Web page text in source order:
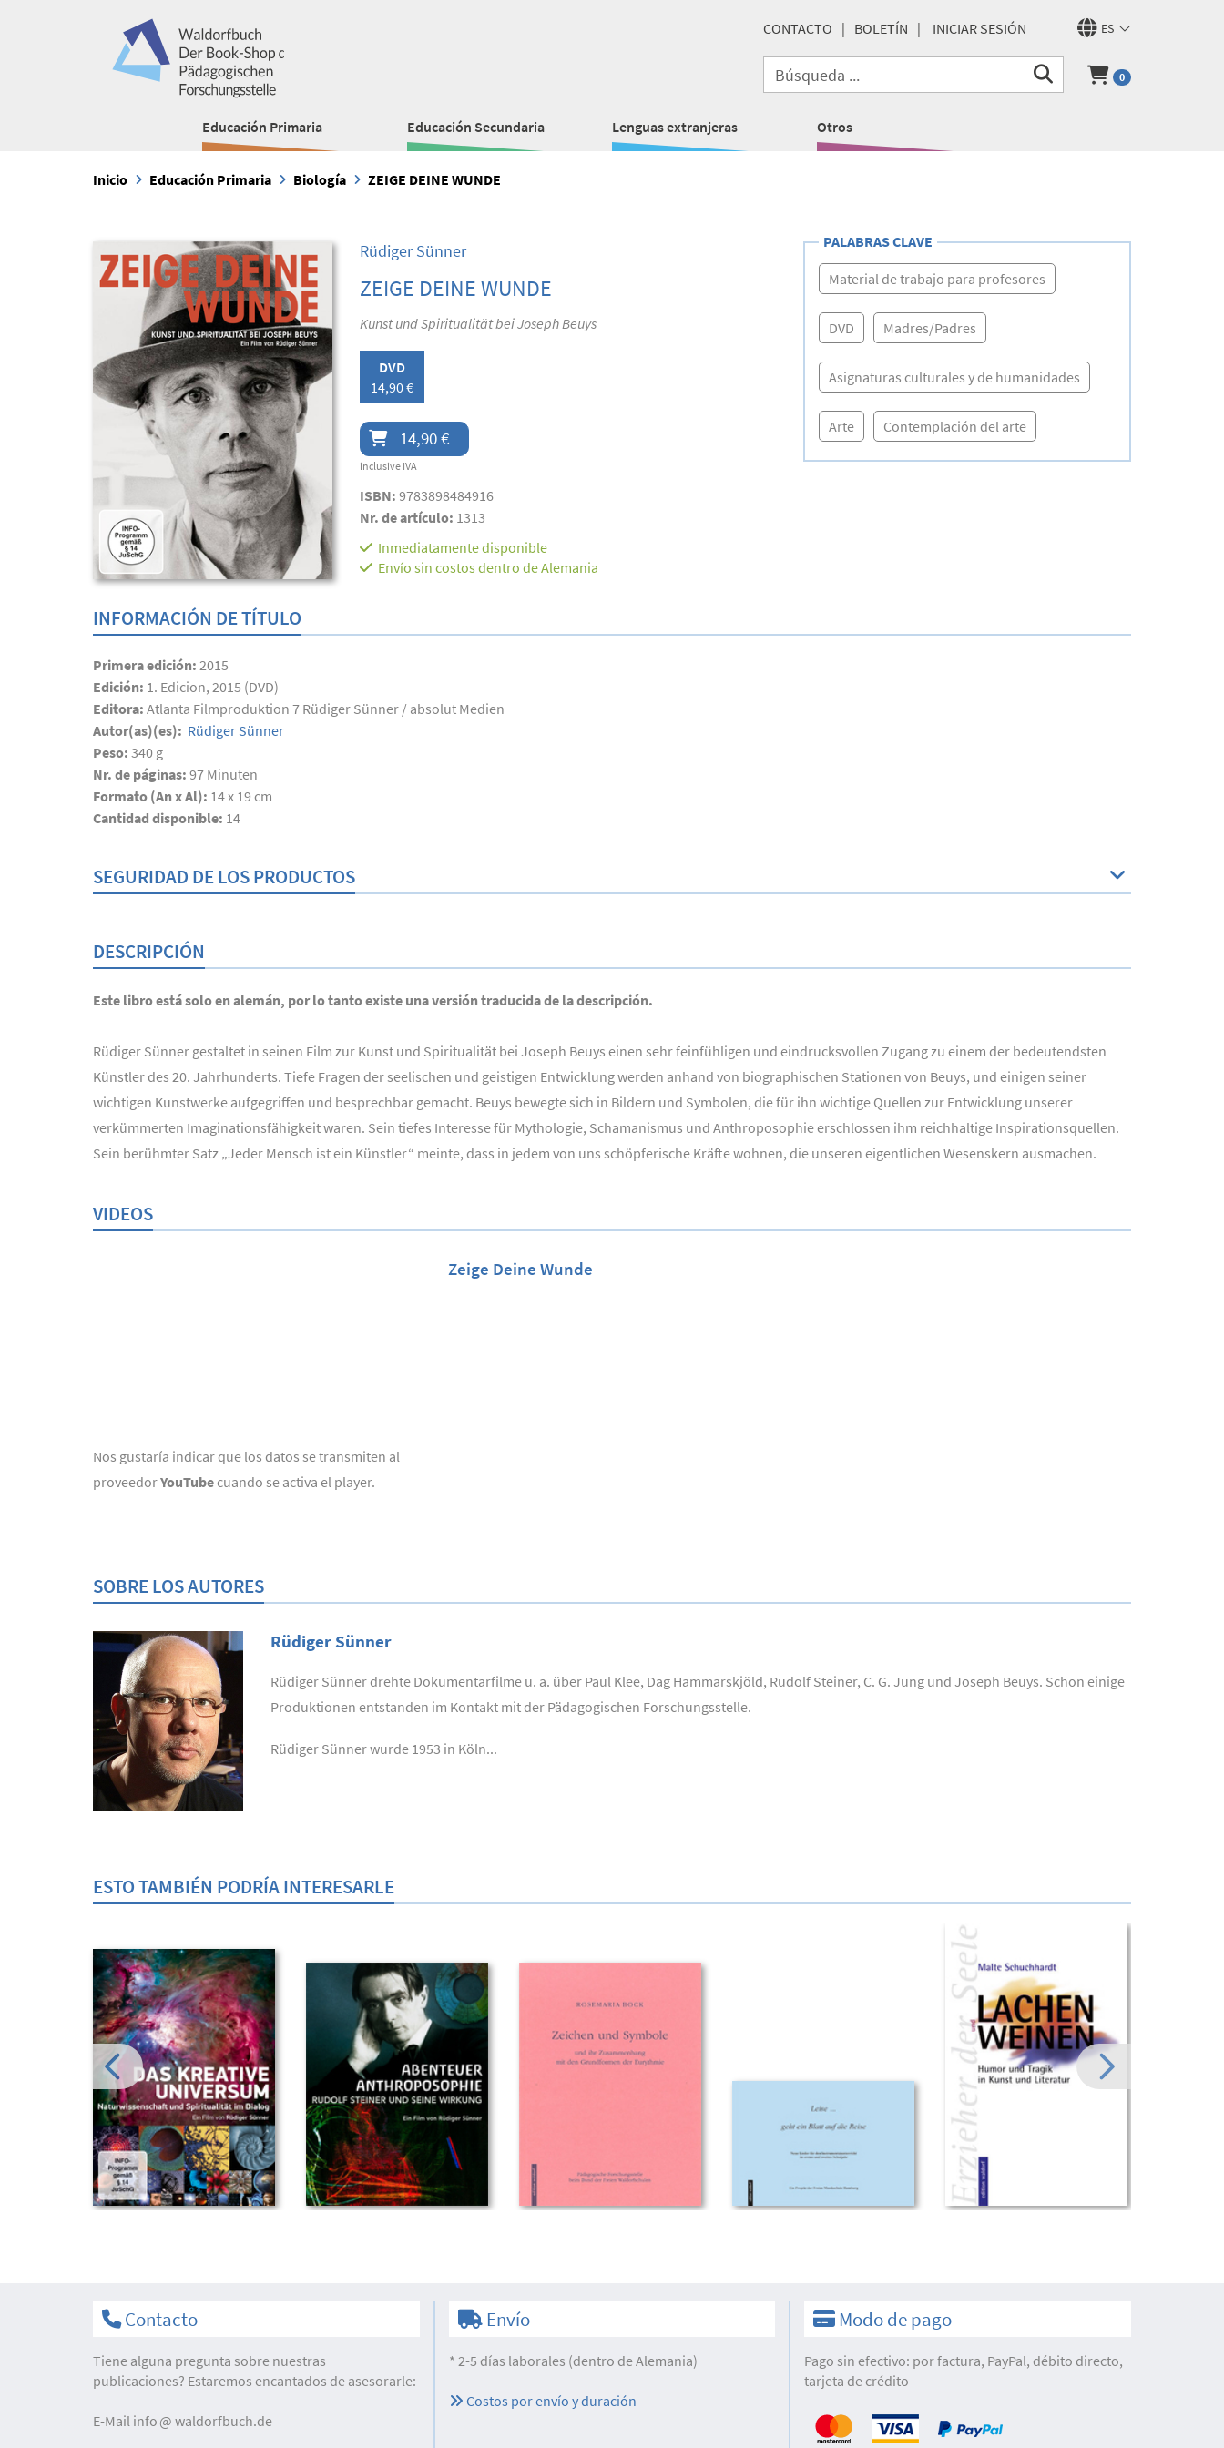
ES
CONTACTO BOLETÍN INICIAR SESIÓN
0
Educación Primaria Educación Secundaria Lenguas extranjeras Otros
Inicio Educación Primaria Biología ZEIGE DEINE WUNDE
Rüdiger Sünner
ZEIGE DEINE WUNDE
Kunst und Spiritualität bei Joseph Beuys
DVD
14,90 €
14,90 €
inclusive IVA
ISBN: 9783898484916
Nr. de artículo: 1313
Inmediatamente disponible
Envío sin costos dentro de Alemania
PALABRAS CLAVE
Material de trabajo para profesores
DVD Madres/Padres
Asignaturas culturales y de humanidades
Arte Contemplación del arte
INFORMACIÓN DE TÍTULO
Primera edición: 2015
Edición: 1. Edicion, 2015 (DVD)
Editora: Atlanta Filmproduktion 7 Rüdiger Sünner / absolut Medien
Autor(as)(es): Rüdiger Sünner
Peso: 340 g
Nr. de páginas: 97 Minuten
Formato (An x Al): 14 x 19 cm
Cantidad disponible: 14
SEGURIDAD DE LOS PRODUCTOS
DESCRIPCIÓN
Este libro está solo en alemán, por lo tanto existe una versión traducida de la descripción.
Rüdiger Sünner gestaltet in seinen Film zur Kunst und Spiritualität bei Joseph Beuys einen sehr feinfühligen und eindrucksvollen Zugang zu einem der bedeutendsten
Künstler des 20. Jahrhunderts. Tiefe Fragen der seelischen und geistigen Entwicklung werden anhand von biographischen Stationen von Beuys, und einigen seiner
wichtigen Kunstwerke aufgegriffen und besprechbar gemacht. Beuys bewegte sich in Bildern und Symbolen, die für ihn wichtige Quellen zur Entwicklung unserer
verkümmerten Imaginationsfähigkeit waren. Sein tiefes Interesse für Mythologie, Schamanismus und Anthroposophie erschlossen ihm reichhaltige Inspirationsquellen.
Sein berühmter Satz „Jeder Mensch ist ein Künstler“ meinte, dass in jedem von uns schöpferische Kräfte wohnen, die unseren eigentlichen Wesenskern ausmachen.
VIDEOS
Nos gustaría indicar que los datos se transmiten al
proveedorYouTubecuando se activa el player.
Zeige Deine Wunde
SOBRE LOS AUTORES
Rüdiger Sünner
Rüdiger Sünner drehte Dokumentarfilme u. a. über Paul Klee, Dag Hammarskjöld, Rudolf Steiner, C. G. Jung und Joseph Beuys. Schon einige
Produktionen entstanden im Kontakt mit der Pädagogischen Forschungsstelle.
Rüdiger Sünner wurde 1953 in Köln...
ESTO TAMBIÉN PODRÍA INTERESARLE
Contacto
Tiene alguna pregunta sobre nuestras
publicaciones? Estaremos encantados de asesorarle:
E-Mail info waldorfbuch.de
Envío
* 2-5 días laborales (dentro de Alemania)
Costos por envío y duración
Modo de pago
Pago sin efectivo: por factura, PayPal, débito directo,
tarjeta de crédito